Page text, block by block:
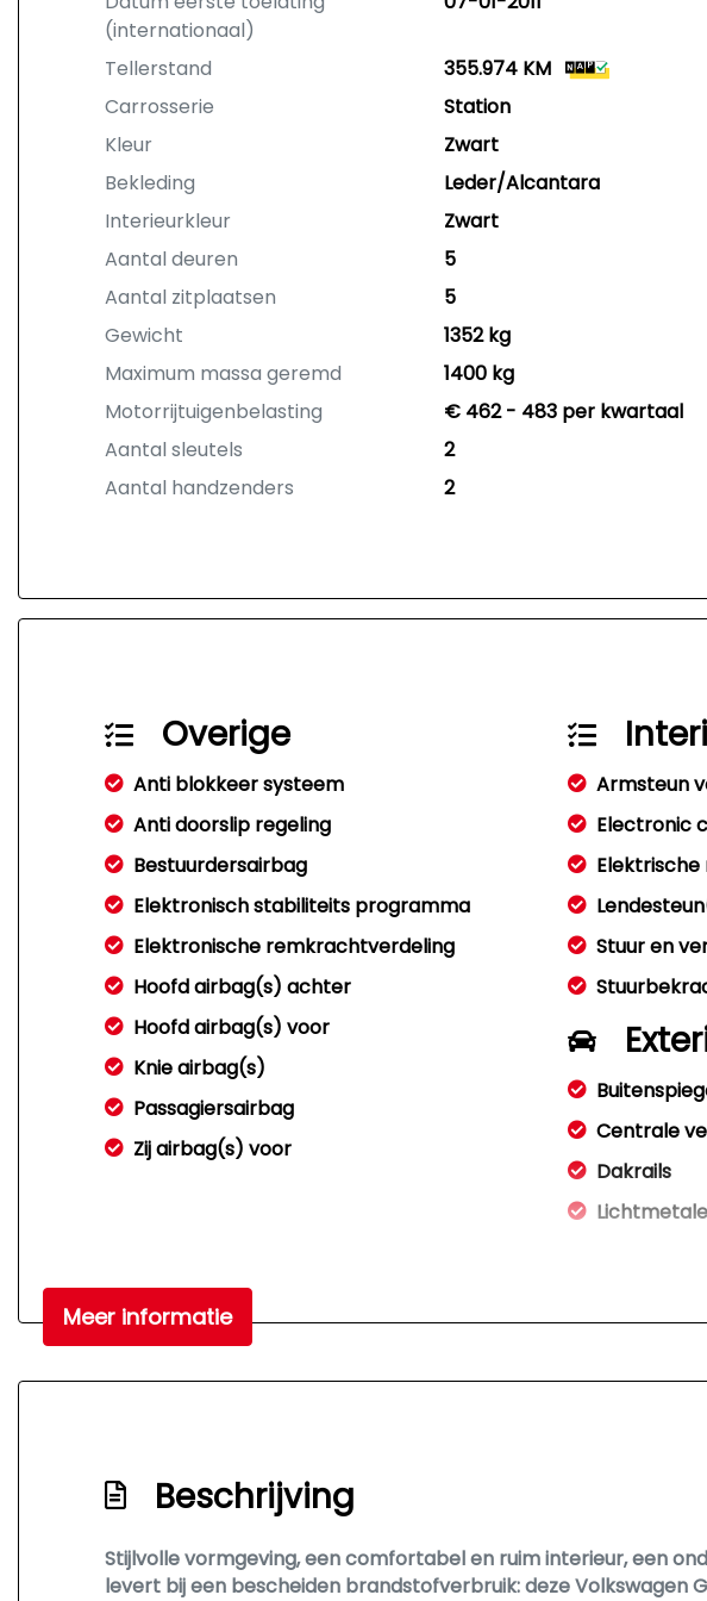
(internationaal)
Tellerstand
355.974 KM
Carrosserie
Station
Kleur
Zwart
Bekleding
Leder/Alcantara
Interieurkleur
Zwart
Aantal deuren
5
Aantal zitplaatsen
5
Gewicht
1352 kg
Maximum massa geremd
1400 kg
Motorrijtuigenbelasting
€ 462 - 483 per kwartaal
Aantal sleutels
2
Aantal handzenders
2
Overige
Anti blokkeer systeem
Anti doorslip regeling
Bestuurdersairbag
Elektronisch stabiliteits programma
Elektronische remkrachtverdeling
Hoofd airbag(s) achter
Hoofd airbag(s) voor
Knie airbag(s)
Passagiersairbag
Zij airbag(s) voor
Armsteun
Electronic
Stuur en
Centrale
Dakrails
Meer informatie
Beschrijving
Stijlvolle vormgeving, een comfortabel en ruim interieur, een
levert bij een bescheiden brandstofverbruik: deze Volkswagen